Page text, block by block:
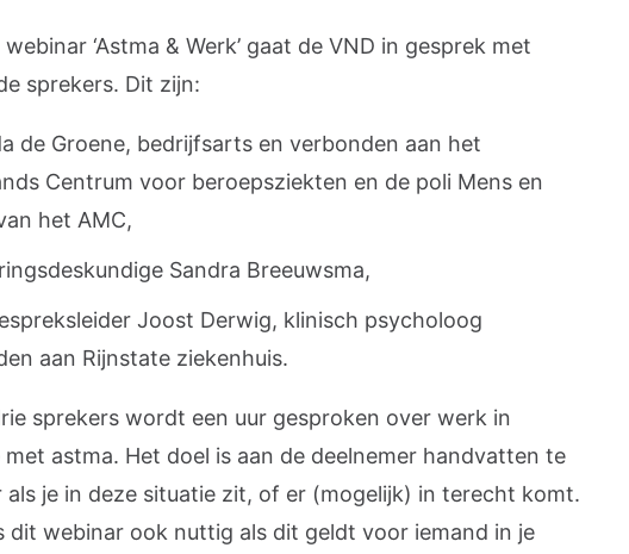
‘Astma & Werk’ gaat de VND in gesprek met
sprekers. Dit zijn:
de Groene, bedrijfsarts en verbonden aan het
Centrum voor beroepsziekten en de poli Mens en
het AMC,
Sandra Breeuwsma,
Joost Derwig, klinisch psycholoog
aan Rijnstate ziekenhuis.
sprekers wordt een uur gesproken over werk in
astma. Het doel is aan de deelnemer handvatten te
als je in deze situatie zit, of er (mogelijk) in terecht komt.
dit webinar ook nuttig als dit geldt voor iemand in je